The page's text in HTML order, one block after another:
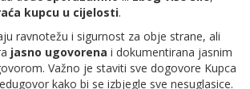
kupcu u cijelosti.
ravnotežu i sigurnost za obje strane, ali
jasno ugovorena i dokumentirana jasnim
Važno je staviti sve dogovore Kupca
kako bi se izbjegle sve nesuglasice.